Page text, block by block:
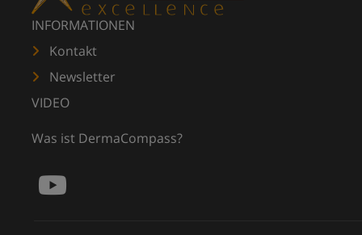
INFORMATIONEN
Kontakt
Newsletter
VIDEO
Was ist DermaCompass?